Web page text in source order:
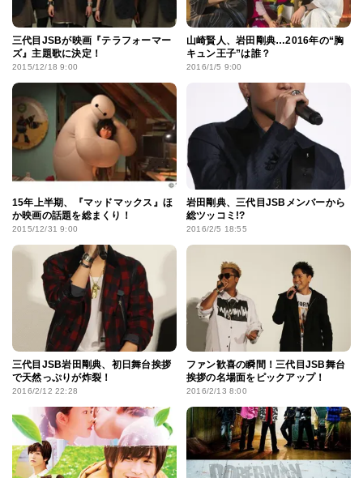
三代目JSBが映画『テラフォーマー
ズ』主題歌に決定！
2015/12/18 9:00
山崎賢人、岩田剛典…2016年の“胸
キュン王子”は誰？
2016/1/5 9:00
15年上半期、『マッドマックス』ほ
か映画の話題を総まくり！
2015/12/31 9:00
岩田剛典、三代目JSBメンバーから
総ツッコミ!?
2016/2/5 18:55
三代目JSB岩田剛典、初日舞台挨拶
で天然っぷりが炸裂！
2016/2/12 22:28
ファン歓喜の瞬間！三代目JSB舞台
挨拶の名場面をピックアップ！
2016/2/13 8:00